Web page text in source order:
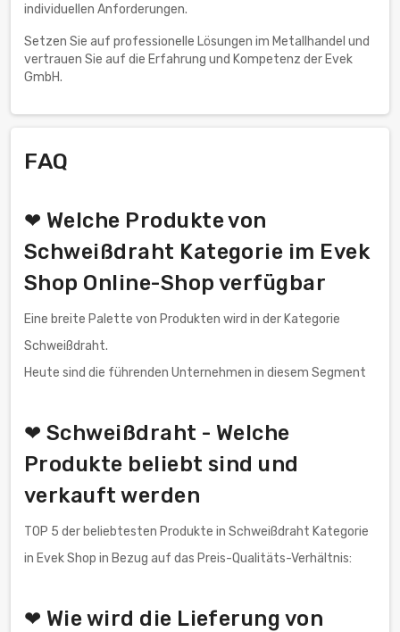
individuellen Anforderungen.
Setzen Sie auf professionelle Lösungen im Metallhandel und
vertrauen Sie auf die Erfahrung und Kompetenz der Evek
GmbH.
FAQ
❤ Welche Produkte von
Schweißdraht Kategorie im Evek
Shop Online-Shop verfügbar
Eine breite Palette von Produkten wird in der Kategorie
Schweißdraht.
Heute sind die führenden Unternehmen in diesem Segment
❤ Schweißdraht - Welche
Produkte beliebt sind und
verkauft werden
TOP 5 der beliebtesten Produkte in Schweißdraht Kategorie
in Evek Shop in Bezug auf das Preis-Qualitäts-Verhältnis:
❤ Wie wird die Lieferung von